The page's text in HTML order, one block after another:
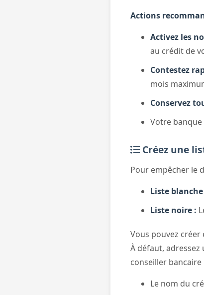
Actions
Activez les
au crédit de
Contestez
mois
Conservez
Votre
Créez une
Pour empêcher le
Liste blanche
Liste noire :
Vous pouvez
À défaut,
conseiller
Le nom du